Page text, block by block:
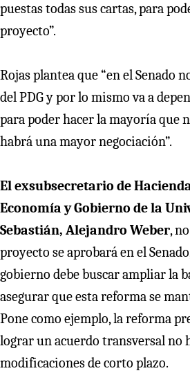
puestas todas sus cartas, para
proyecto”.
Rojas plantea que “en el Senado
del PDG y por lo mismo va a
para poder hacer la mayoría que
habrá una mayor negociación”.
El exsubsecretario de
Economía y Gobierno de la
Sebastián, Alejandro Weber,
proyecto se aprobará en el
gobierno debe buscar ampliar la
asegurar que esta reforma se
Pone como ejemplo, la reforma
lograr un acuerdo transversal no
modificaciones de corto plazo.